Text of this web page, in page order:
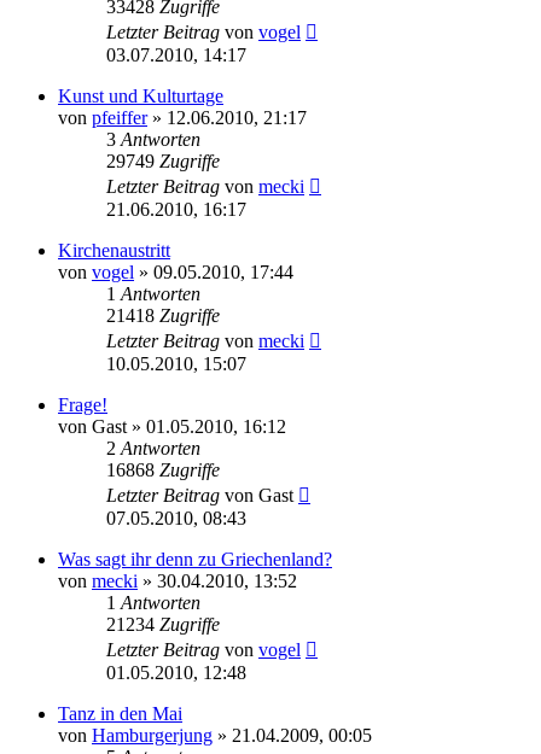
33428 Zugriffe
Letzter Beitrag von vogel
03.07.2010, 14:17
Kunst und Kulturtage
von pfeiffer» 12.06.2010, 21:17
3 Antworten
29749 Zugriffe
Letzter Beitrag von mecki
21.06.2010, 16:17
Kirchenaustritt
von vogel » 09.05.2010, 17:44
1 Antworten
21418 Zugriffe
Letzter Beitrag von mecki
10.05.2010, 15:07
Frage!
von Gast » 01.05.2010, 16:12
2 Antworten
16868 Zugriffe
Letzter Beitrag von Gast
07.05.2010, 08:43
Was sagt ihr denn zu Griechenland?
von mecki » 30.04.2010, 13:52
1 Antworten
21234 Zugriffe
Letzter Beitrag von vogel
01.05.2010, 12:48
Tanz in den Mai
von Hamburgerjung » 21.04.2009, 00:05